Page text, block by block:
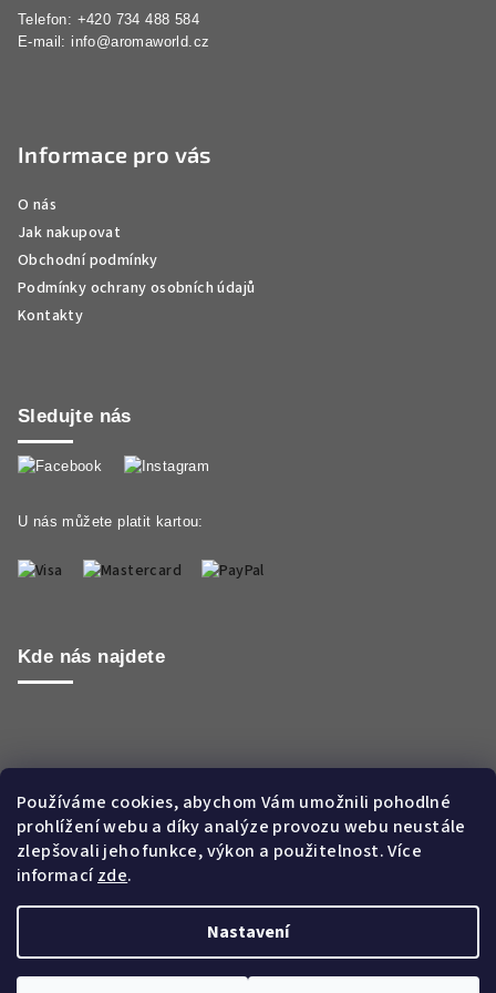
Používáme cookies, abychom Vám umožnili pohodlné
prohlížení webu a díky analýze provozu webu neustále
zlepšovali jeho funkce, výkon a použitelnost. Více
informacízde.
Nastavení
Telefon: +420 734 488 584
E-mail: info@aromaworld.cz
Informace pro vás
O nás
Jak nakupovat
Obchodní podmínky
Podmínky ochrany osobních údajů
Kontakty
Sledujte nás
U nás můžete platit kartou:
Kde nás najdete
vyhrazena.